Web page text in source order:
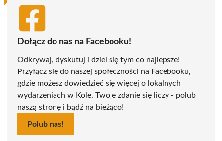
Dołącz do nas na Facebooku!
Odkrywaj, dyskutuj i dziel się tym co najlepsze!
Przyłącz się do naszej społeczności na Facebooku,
gdzie możesz dowiedzieć się więcej o lokalnych
wydarzeniach w Kole. Twoje zdanie się liczy - polub
naszą stronę i bądź na bieżąco!
Polub nas!